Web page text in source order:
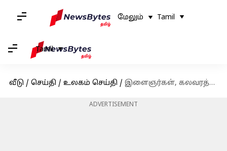
மேலும் Tamil
Tamil
வீடு / செய்தி / உலகம் செய்தி / இளைஞர்கள், கலவரத்திற்கான காரணம்: வங்கதேச போராட்டம் vs நேபாள போராட்டம்- ஒரு பார்வை
ADVERTISEMENT